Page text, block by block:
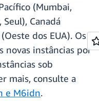
(Mumbai,
Seul), Canadá
dos EUA). Os
novas instâncias por
sob
mais, consulte a
e M6idn.